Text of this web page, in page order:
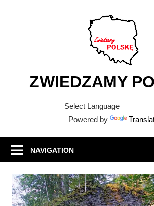
ZWIEDZAMY
Powered by
NAVIGATION